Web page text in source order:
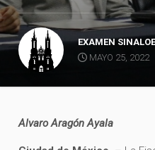
EXAMEN
MAYO 25, 2022
Alvaro Aragón Ayala